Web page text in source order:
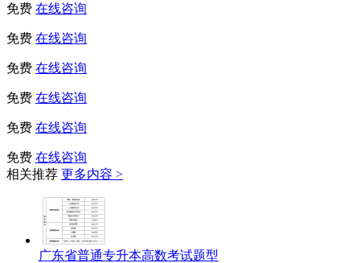
免费 在线咨询
免费 在线咨询
免费 在线咨询
免费 在线咨询
免费 在线咨询
免费 在线咨询
相关推荐 更多内容 >
广东省普通专升本高数考试题型